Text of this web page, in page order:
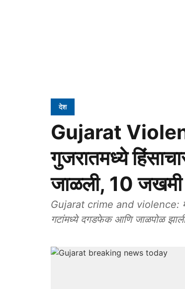
देश
Gujarat
गुजरातमध्ये
जाळली, 10 जखमी
Gujarat crime and violence:
गटांमध्ये दगडफेक आणि जाळपोळ